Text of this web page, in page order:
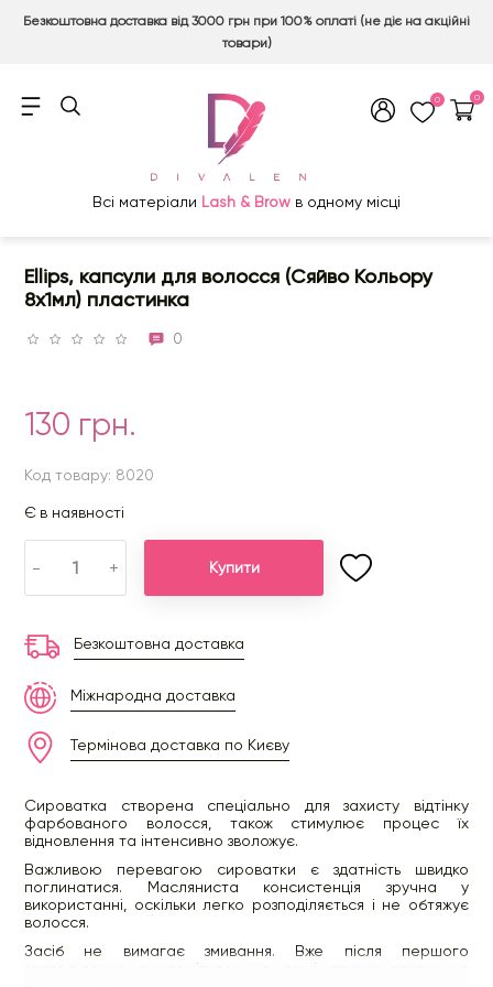
Безкоштовна доставка від 3000 грн при 100% оплаті (не діє на акційні
товари)
0 0
Всі матеріали Lash & Brow в одному місці
Ellips, капсули для волосся (Сяйво Кольору
8x1мл) пластинка
0
130 грн.
Код товару: 8020
Є в наявності
- + Купити
Безкоштовна доставка
Міжнародна доставка
Термінова доставка по Києву
Сироватка створена спеціально для захисту відтінку
фарбованого волосся, також стимулює процес їх
відновлення та інтенсивно зволожує.
Важливою перевагою сироватки є здатність швидко
поглинатися. Масляниста консистенція зручна у
використанні, оскільки легко розподіляється і не обтяжує
волосся.
Засіб не вимагає змивання. Вже після першого
застосування ви помітите, що ваші пасма стали ще